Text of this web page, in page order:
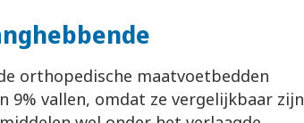
orthopedische maatvoetbedden
vallen, omdat ze vergelijkbaar zijn